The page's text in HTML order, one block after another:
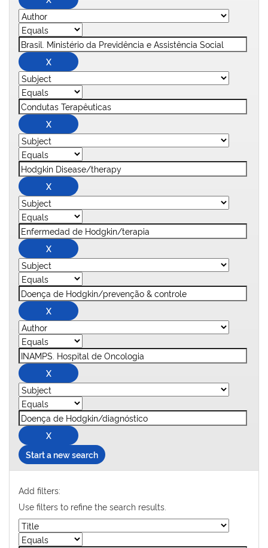
Start a new search
Add filters:
Use filters to refine the search results.